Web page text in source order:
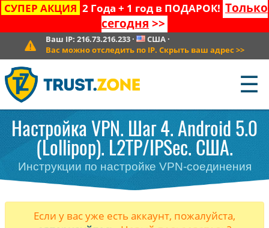
СУПЕР АКЦИЯ 2 Года + 1 год в ПОДАРОК! Только
сегодня >>
Ваш IP: 216.73.216.233· США·
Вас можно отследить по IP. Скрыть ваш адрес >>
☰
Настройка VPN. Шаг 4. Android 5.0
(Lollipop). L2TP/IPSec. США.
Инструкции по настройке VPN-соединения
Если у вас уже есть аккаунт, пожалуйста,